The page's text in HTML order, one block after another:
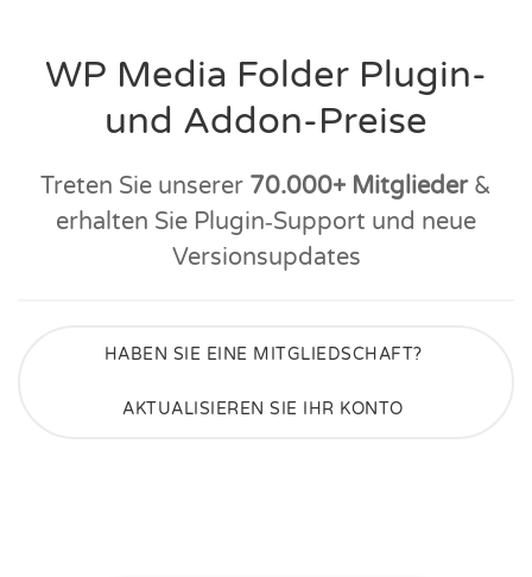
WP Media Folder Plugin-
und Addon-Preise
Treten Sie unserer 70.000+ Mitglieder&
erhalten Sie Plugin‑Support und neue
Versionsupdates
HABEN SIE EINE MITGLIEDSCHAFT?
AKTUALISIEREN SIE IHR KONTO